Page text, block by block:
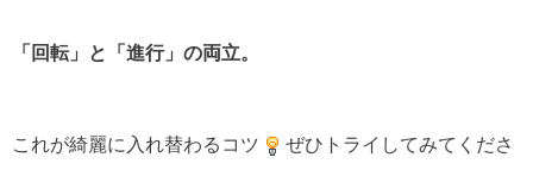
「回転」と「進行」の両立。
これが綺麗に入れ替わるコツ ぜひトライしてみてくださ